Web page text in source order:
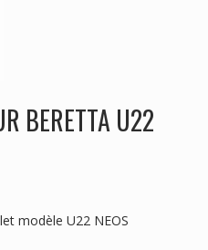
BERETTA U22
modèle U22 NEOS